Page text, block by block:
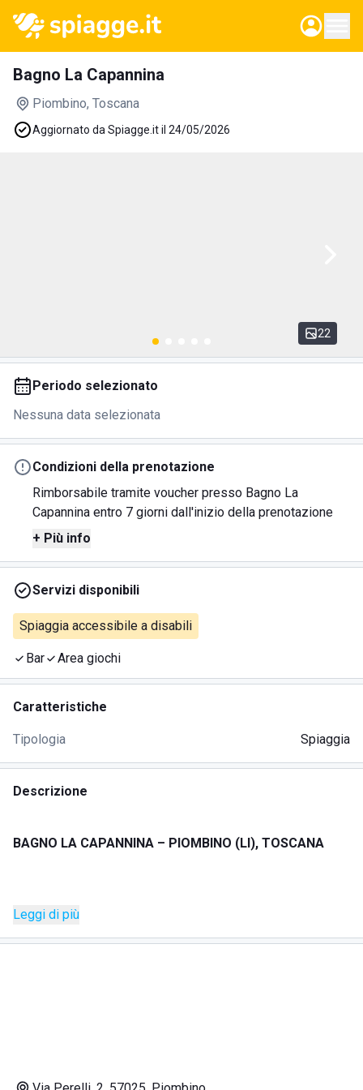
Bagno La Capannina
Piombino, Toscana
Aggiornato da Spiagge.it il 24/05/2026
22
Periodo selezionato
Nessuna data selezionata
Condizioni della prenotazione
Rimborsabile tramite voucher presso Bagno La
Capannina entro 7 giorni dall'inizio della prenotazione
+ Più info
Servizi disponibili
Spiaggia accessibile a disabili
Bar Area giochi
Caratteristiche
Tipologia Spiaggia
Descrizione
BAGNO LA CAPANNINA – PIOMBINO (LI), TOSCANA
charme situato nel cuore del
Sterpaia, tra Piombino e Follonica, con vista panoramica
Leggi di più